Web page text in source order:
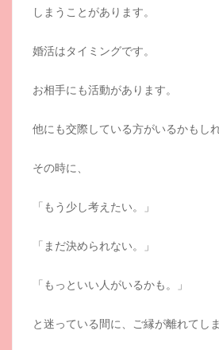
しまうことがあります。
婚活はタイミングです。
お相手にも活動があります。
他にも交際している方がいるかもしれ
その時に、
「もう少し考えたい。」
「まだ決められない。」
「もっといい人がいるかも。」
と迷っている間に、ご縁が離れてし